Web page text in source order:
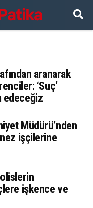
aranarak
‘Suç’
edeceğiz
Müdürü’nden
işçilerine
işkence ve